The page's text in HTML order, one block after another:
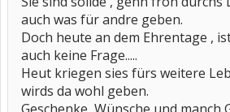
auch was für andre geben.
Doch heute an dem Ehrentage ,
auch keine Frage.....
Heut kriegen sies fürs weitere
wirds da wohl geben.